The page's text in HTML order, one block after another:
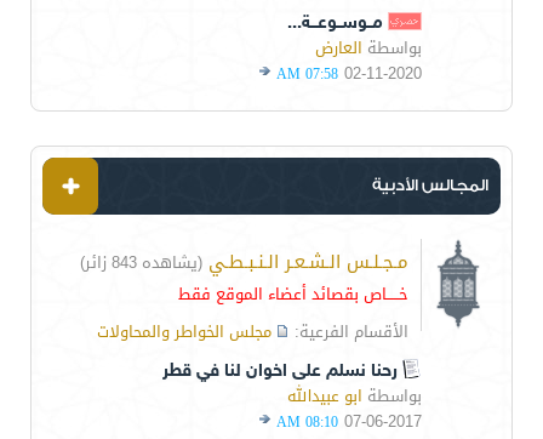
مــوســوعـــة...
بواسطة العارض
02-11-2020
07:58 AM
المجالس الأدبية
مـجـلـس الـشـعـر الـنـبـطـي (يشاهده 843 زائر)
خـــــاص بقصائد أعضاء الموقع فقط
الأقسام الفرعية:
مجلس الخواطر والمحاولات
رحنا نسلم على اخوان لنا في قطر
بواسطة ابو عبيدالله
07-06-2017
08:10 AM